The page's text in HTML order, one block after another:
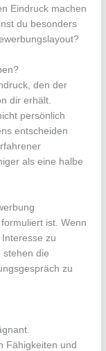
Eindruck machen
du besonders
den der
dir erhält.
persönlich
entscheiden
als eine halbe
ist. Wenn
zu
stehen die
zu
Fähigkeiten und